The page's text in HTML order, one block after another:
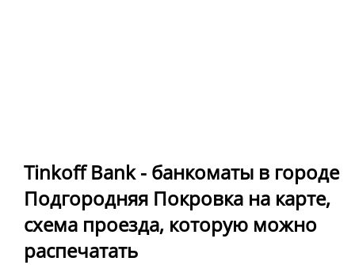
Tinkoff Bank - банкоматы в городе
Подгородняя Покровка на карте,
схема проезда, которую можно
распечатать